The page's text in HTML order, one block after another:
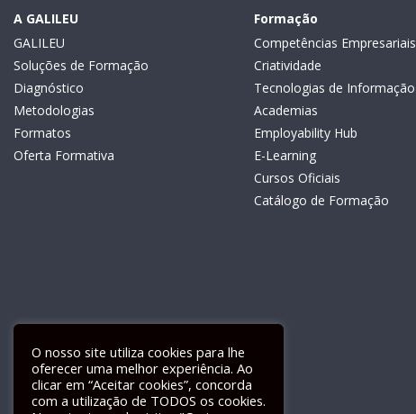
A GALILEU
GALILEU
Soluções de Formação
Diagnóstico
Metodologias
Formatos
Oferta Formativa
Formação
Competências Empresariais
Criatividade
Tecnologias de Informação
Academias
Employability Hub
E-Learning
Cursos Oficiais
Catálogo de Formação
Livro de Reclamações Electrónico
O nosso site utiliza cookies para lhe
oferecer uma melhor experiência. Ao
clicar em “Aceitar cookies”, concorda
com a utilização de TODOS os cookies.